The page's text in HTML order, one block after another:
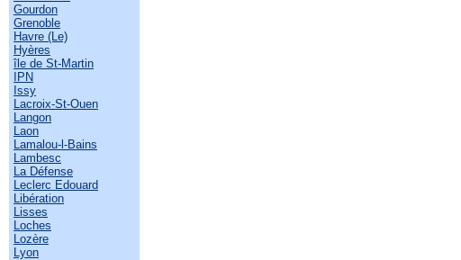
Gourdon
Grenoble
Havre (Le)
Hyères
île de St-Martin
IPN
Issy
Lacroix-St-Ouen
Langon
Laon
Lamalou-l-Bains
Lambesc
La Défense
Leclerc Edouard
Libération
Lisses
Loches
Lozère
Lyon